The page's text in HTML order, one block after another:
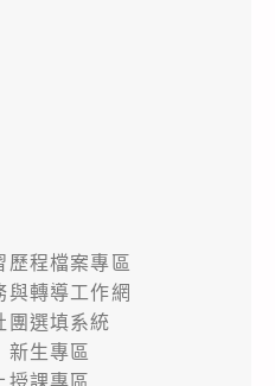
歷程檔案專區
與轉導工作網
團選填系統
新生專區
授課專區